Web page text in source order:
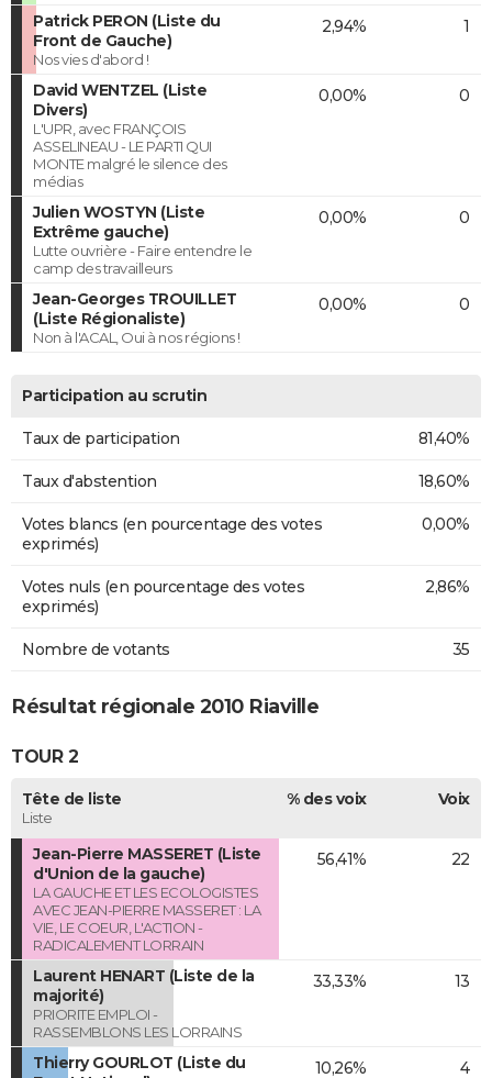
Patrick PERON (Liste du
Front de Gauche)
Nos vies d'abord !
2,94% 1
David WENTZEL (Liste
Divers)
L'UPR, avec FRANÇOIS
ASSELINEAU - LE PARTI QUI
MONTE malgré le silence des
médias
0,00% 0
Julien WOSTYN (Liste
Extrême gauche)
Lutte ouvrière - Faire entendre le
camp des travailleurs
0,00% 0
Jean-Georges TROUILLET
(Liste Régionaliste)
Non à l'ACAL, Oui à nos régions !
0,00% 0
Participation au scrutin
Taux de participation 81,40%
Taux d'abstention 18,60%
Votes blancs (en pourcentage des votes
exprimés)
0,00%
Votes nuls (en pourcentage des votes
exprimés)
2,86%
Nombre de votants 35
Résultat régionale 2010 Riaville
TOUR 2
Tête de liste
Liste
% des voix Voix
Jean-Pierre MASSERET (Liste
d'Union de la gauche)
LA GAUCHE ET LES ECOLOGISTES
AVEC JEAN-PIERRE MASSERET : LA
VIE, LE COEUR, L'ACTION -
RADICALEMENT LORRAIN
56,41% 22
Laurent HENART (Liste de la
majorité)
PRIORITE EMPLOI -
RASSEMBLONS LES LORRAINS
33,33% 13
Thierry GOURLOT (Liste du
10,26% 4